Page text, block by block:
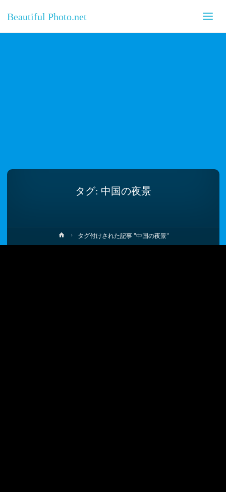
Beautiful Photo.net
タグ: 中国の夜景
ホ
ー
タグ付けされた記事 "中国の夜景"